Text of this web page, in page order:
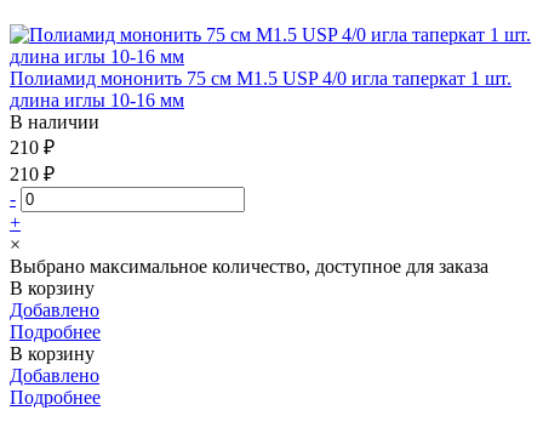
Полиамид мононить 75 см М1.5 USP 4/0 игла таперкат 1 шт.
длина иглы 10-16 мм
В наличии
210 ₽
210 ₽
-
+
×
Выбрано максимальное количество, доступное для заказа
В корзину
Добавлено
Подробнее
В корзину
Добавлено
Подробнее